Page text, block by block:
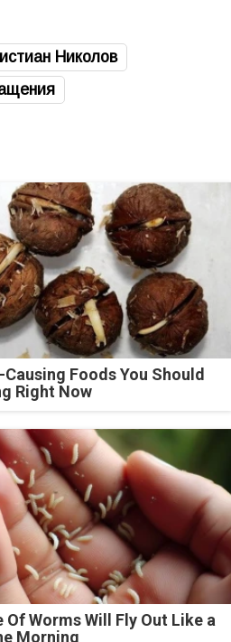
Николов
Foods You Should
Right Now
Of Worms Will Fly Out Like a
Morning